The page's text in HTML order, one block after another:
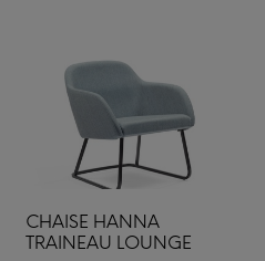
CHAISE HANNA
TRAINEAU LOUNGE